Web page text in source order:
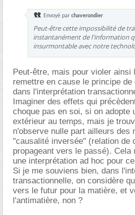
Envoyé par chaverondier
Peut-être cette impossibilité de
instantanément de l'information
insurmontable avec notre
Peut-être, mais pour violer
remettre en cause le principe
dans l'interprétation
Imaginer des effets qui
choque pas en soi, si on adopte
extérieur au temps, mais je
n'observe nulle part ailleurs des
"causalité inversée" (relation de
propageant vers le passé). Cela
une interprétation ad hoc pour
Si je me souviens bien, dans
transactionnelle, on considère
vers le futur pour la matière, et
l'antimatière, non ?